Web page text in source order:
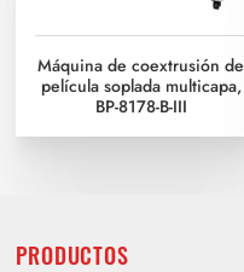
Máquina de coextrusión de
película soplada multicapa,
BP-8178-B-III
PRODUCTOS